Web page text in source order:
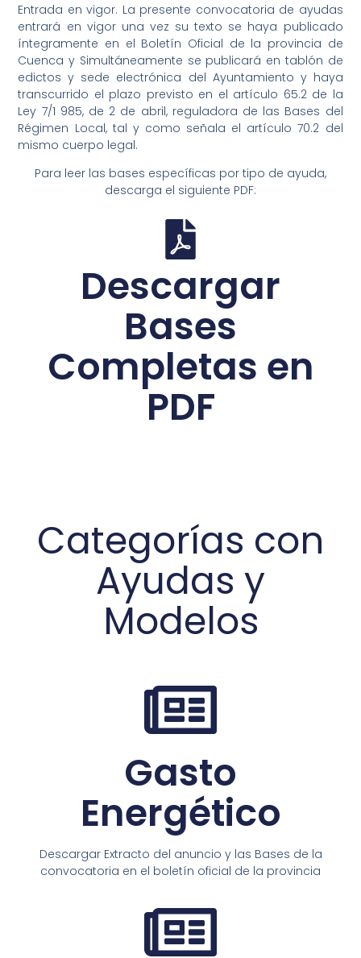
Entrada en vigor. La presente convocatoria de ayudas
entrará en vigor una vez su texto se haya publicado
íntegramente en el Boletín Oficial de la provincia de
Cuenca y Simultáneamente se publicará en tablón de
edictos y sede electrónica del Ayuntamiento y haya
transcurrido el plazo previsto en el artículo 65.2 de la
Ley 7/1 985, de 2 de abril, reguladora de las Bases del
Régimen Local, tal y como señala el artículo 70.2 del
mismo cuerpo legal.
Para leer las bases específicas por tipo de ayuda,
descarga el siguiente PDF:
Descargar
Bases
Completas en
PDF
Categorías con
Ayudas y
Modelos
Gasto
Energético
Descargar Extracto del anuncio y las Bases de la
convocatoria en el boletín oficial de la provincia